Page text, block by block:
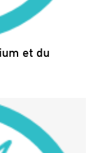
et du